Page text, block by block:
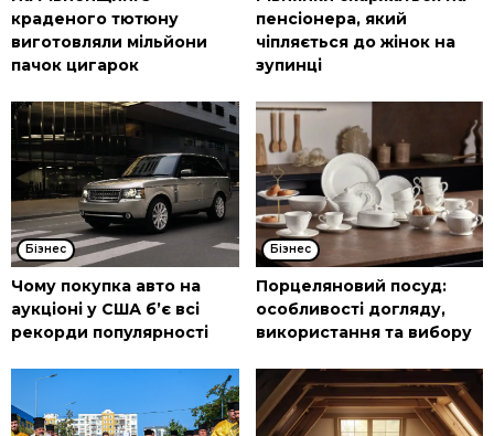
краденого тютюну
виготовляли мільйони
пачок цигарок
пенсіонера, який
чіпляється до жінок на
зупинці
Бізнес
Чому покупка авто на
аукціоні у США б’є всі
рекорди популярності
Бізнес
Порцеляновий посуд:
особливості догляду,
використання та вибору